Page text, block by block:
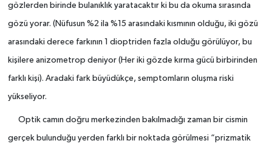
gözlerden birinde bulanıklık yaratacaktır ki bu da okuma sırasında
gözü yorar. (Nüfusun %2 ila %15 arasındaki kısmının olduğu, iki gözü
arasındaki derece farkının 1 dioptriden fazla olduğu görülüyor, bu
kişilere anizometrop deniyor (Her iki gözde kırma gücü birbirinden
farklı kişi). Aradaki fark büyüdükçe, semptomların oluşma riski
yükseliyor.
Optik camın doğru merkezinden bakılmadığı zaman bir cismin
gerçek bulunduğu yerden farklı bir noktada görülmesi “prizmatik